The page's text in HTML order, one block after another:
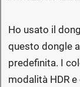
Ho usato il
questo dongle
predefinita. I
modalità HDR